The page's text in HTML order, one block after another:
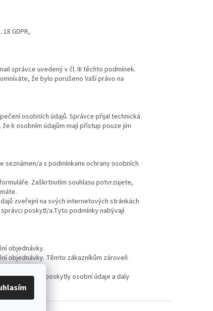
GDPR,
správce uvedený v čl. III těchto podmínek.
že bylo porušeno Vaší právo na
osobních údajů. Správce přijal technická
k osobním údajům mají přístup pouze jím
a s podmínkami ochrany osobních
Zaškrtnutím souhlasu potvrzujete,
zveřejní na svých internetových stránkách
poskytl/a.Tyto podmínky nabývají
objednávky.
objednávky. Těmto zákazníkům zároveň
tyto osoby poskytly osobní údaje a daly